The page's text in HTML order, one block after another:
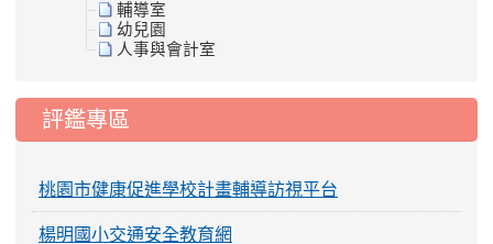
輔導室
幼兒園
人事與會計室
評鑑專區
桃園市健康促進學校計畫輔導訪視平台
楊明國小交通安全教育網